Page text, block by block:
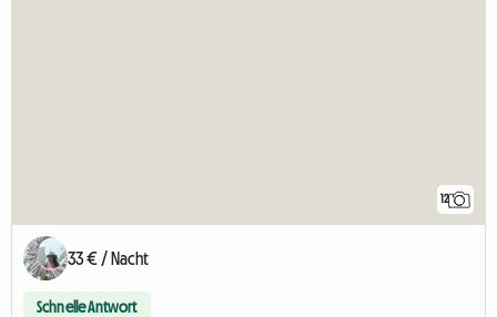
12
33 € / Nacht
Schnelle Antwort